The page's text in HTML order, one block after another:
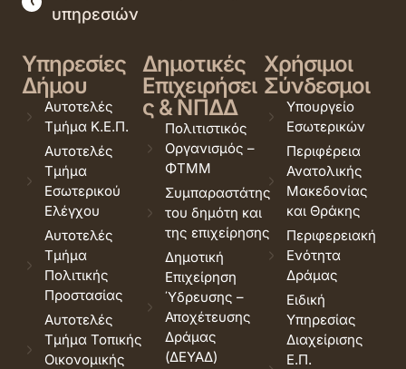
υπηρεσιών
Υπηρεσίες
Δήμου
Αυτοτελές
Τμήμα Κ.Ε.Π.
Αυτοτελές
Τμήμα
Εσωτερικού
Ελέγχου
Αυτοτελές
Τμήμα
Πολιτικής
Προστασίας
Αυτοτελές
Τμήμα Τοπικής
Οικονομικής
Δημοτικές
Επιχειρήσει
ς & ΝΠΔΔ
Πολιτιστικός
Οργανισμός –
ΦΤΜΜ
Συμπαραστάτης
του δημότη και
της επιχείρησης
Δημοτική
Επιχείρηση
Ύδρευσης –
Αποχέτευσης
Δράμας
(ΔΕΥΑΔ)
Χρήσιμοι
Σύνδεσμοι
Υπουργείο
Εσωτερικών
Περιφέρεια
Ανατολικής
Μακεδονίας
και Θράκης
Περιφερειακή
Ενότητα
Δράμας
Ειδική
Υπηρεσίας
Διαχείρισης
Ε.Π.